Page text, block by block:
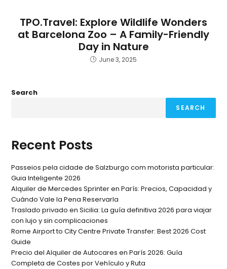
TPO.Travel: Explore Wildlife Wonders
at Barcelona Zoo – A Family-Friendly
Day in Nature
June 3, 2025
Search
SEARCH
Recent Posts
Passeios pela cidade de Salzburgo com motorista particular:
Guia Inteligente 2026
Alquiler de Mercedes Sprinter en París: Precios, Capacidad y
Cuándo Vale la Pena Reservarla
Traslado privado en Sicilia: La guía definitiva 2026 para viajar
con lujo y sin complicaciones
Rome Airport to City Centre Private Transfer: Best 2026 Cost
Guide
Precio del Alquiler de Autocares en París 2026: Guía
Completa de Costes por Vehículo y Ruta